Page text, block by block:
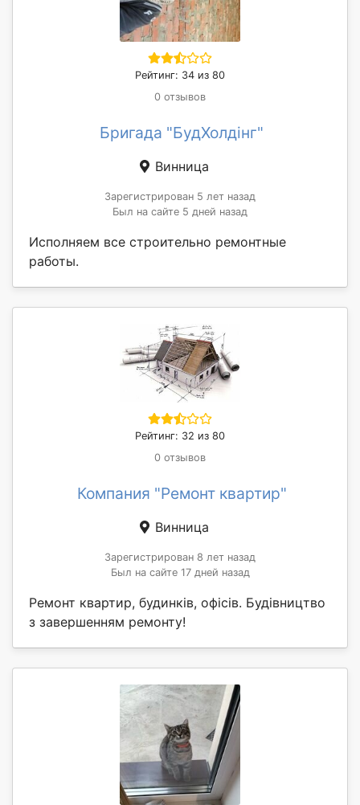
Рейтинг: 34 из 80
0 отзывов
Бригада "БудХолдінг"
Винница
Зарегистрирован 5 лет назад
Был на сайте 5 дней назад
Исполняем все строительно ремонтные
работы.
Рейтинг: 32 из 80
0 отзывов
Компания "Ремонт квартир"
Винница
Зарегистрирован 8 лет назад
Был на сайте 17 дней назад
Ремонт квартир, будинків, офісів. Будівництво
з завершенням ремонту!